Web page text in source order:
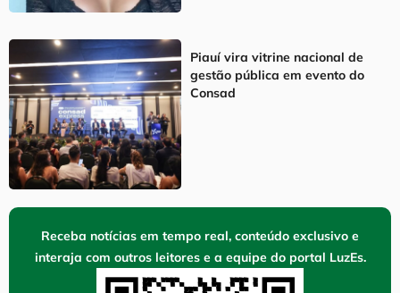
Piauí vira vitrine nacional de
gestão pública em evento do
Consad
Receba notícias em tempo real, conteúdo exclusivo e
interaja com outros leitores e a equipe do portal LuzEs.